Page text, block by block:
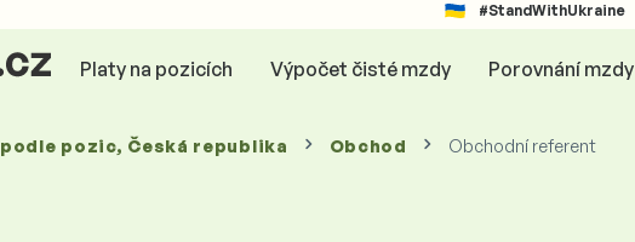
#StandWithUkraine
Platy na pozicích Výpočet čisté mzdy Porovnání mzdy
podle pozic, Česká republika Obchod Obchodní referent